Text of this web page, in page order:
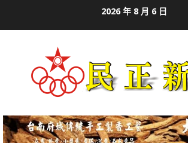
2026 年 8 月 6 日